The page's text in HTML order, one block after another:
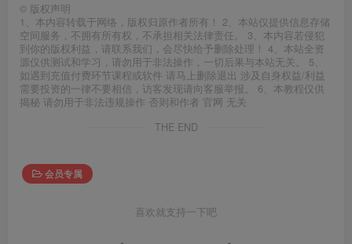
© 版权声明
1、本内容转载于网络，版权归原作者所有！ 2、本站仅提供信息存储
空间服务，不拥有所有权，不承担相关法律责任。 3、本内容若侵犯
到你的版权利益，请联系我们，会尽快给予删除处理！ 4、本站全资
源仅供测试和学习，请勿用于非法操作，一切后果与本站无关。 5、
如遇到充值付费环节课程或软件 请马上删除退出 涉及自身权益/利益
需要投资的一律不要相信，访客发现请向客服举报。 6、本教程仅供
揭秘 请勿用于非法违规操作 否则和作者 官网 无关
THE END
会员专属
喜欢就支持一下吧